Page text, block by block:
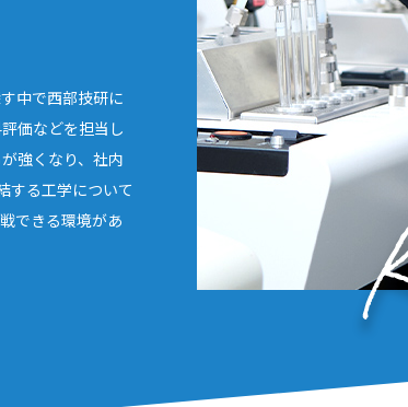
中で西部技研に
価などを担当し
強くなり、社内
する工学について
できる環境があ